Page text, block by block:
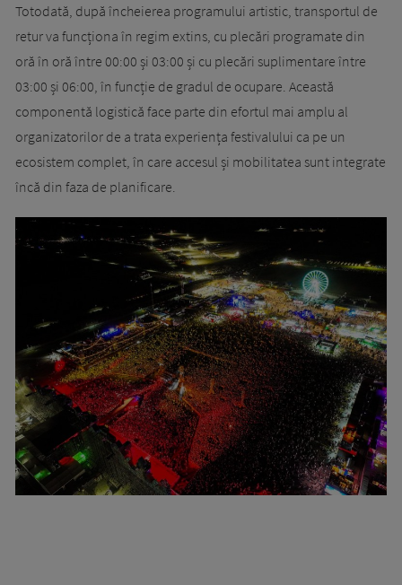
Totodată, după încheierea programului artistic, transportul de
retur va funcționa în regim extins, cu plecări programate din
oră în oră între 00:00 și 03:00 și cu plecări suplimentare între
03:00 și 06:00, în funcție de gradul de ocupare. Această
componentă logistică face parte din efortul mai amplu al
organizatorilor de a trata experiența festivalului ca pe un
ecosistem complet, în care accesul și mobilitatea sunt integrate
încă din faza de planificare.